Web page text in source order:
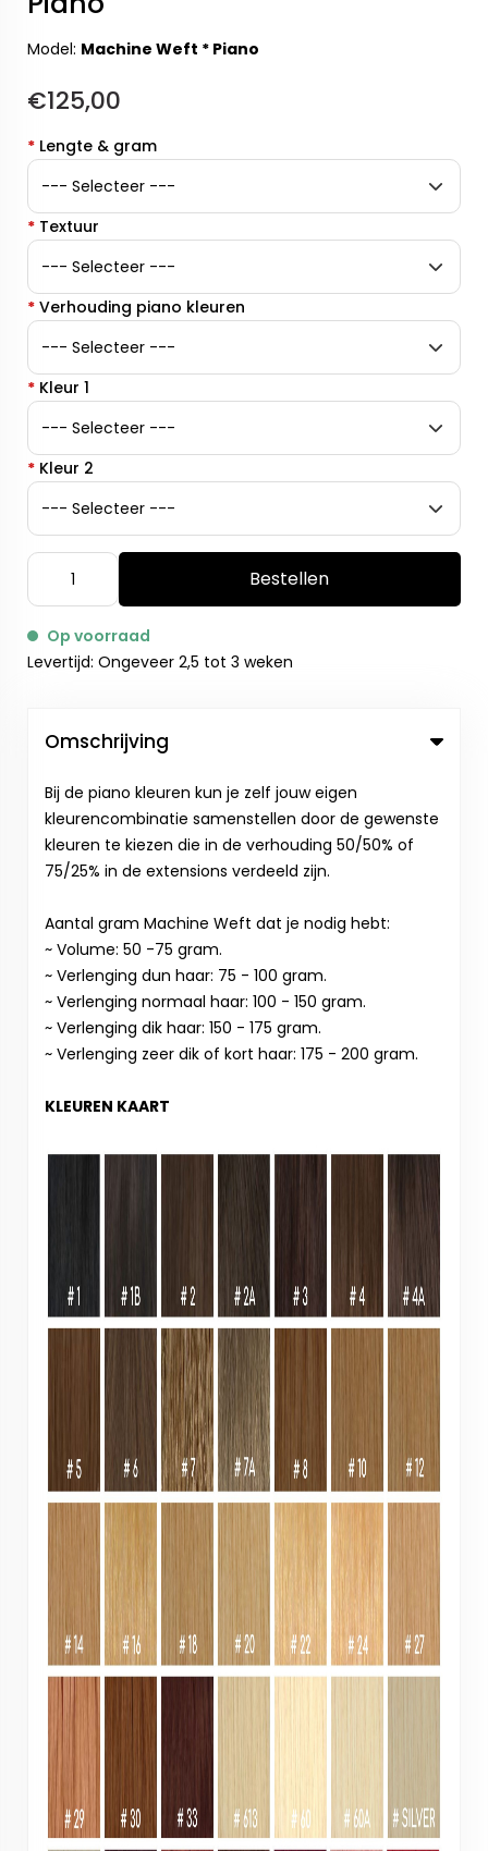
Model: Machine Weft * Piano
€125,00
* Lengte & gram
* Textuur
* Verhouding piano kleuren
* Kleur 1
* Kleur 2
Bestellen
Op voorraad
Levertijd: Ongeveer 2,5 tot 3 weken
Omschrijving
Bij de piano kleuren kun je zelf jouw eigen
kleurencombinatie samenstellen door de gewenste
kleuren te kiezen die in de verhouding 50/50% of
75/25% in de extensions verdeeld zijn.
Aantal gram Machine Weft dat je nodig hebt:
~ Volume: 50 -75 gram.
~ Verlenging dun haar: 75 - 100 gram.
~ Verlenging normaal haar: 100 - 150 gram.
~ Verlenging dik haar: 150 - 175 gram.
~ Verlenging zeer dik of kort haar: 175 - 200 gram.
KLEUREN KAART